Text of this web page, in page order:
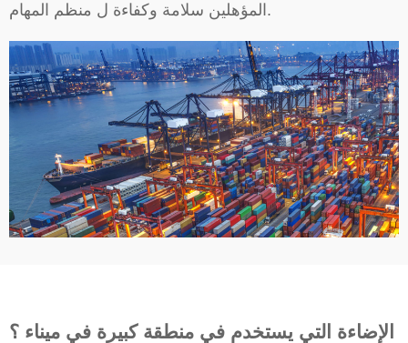
المؤهلين سلامة وكفاءة ل منظم المهام.
الإضاءة التي يستخدم في منطقة كبيرة في ميناء ؟